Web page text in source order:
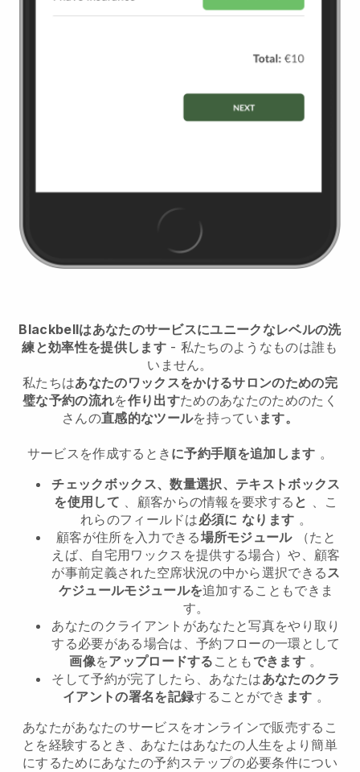
Blackbellはあなたのサービスにユニークなレベルの洗
練と効率性を提供します- 私たちのようなものは誰も
いません。
私たちはあなたのワックスをかけるサロンのための完
璧な予約の流れを作り出すためのあなたのためのたく
さんの直感的なツールを持ってい ます。
サービスを作成するとき に予約手順を追加します 。
チェックボックス、数量選択、テキストボックス
を使用して 、顧客からの情報を要求する と 、こ
れらのフィールドは必須に なります 。
顧客が住所を入力できる場所モジュール（たと
えば、自宅用ワックスを提供する場合）や、顧客
が事前定義された空席状況の中から選択できるス
ケジュールモジュールを追加することもできま
す。
あなたのクライアントがあなたと写真をやり取り
する必要がある場合は、予約フローの一環として
画像をアップロードする こともできます 。
そして予約が完了したら、あなたはあなたのクラ
イアントの署名を記録することができ ます 。
あなたがあなたのサービスをオンラインで販売するこ
とを経験するとき、あなたはあなたの人生をより簡単
にするためにあなたの予約ステップの必要条件につい